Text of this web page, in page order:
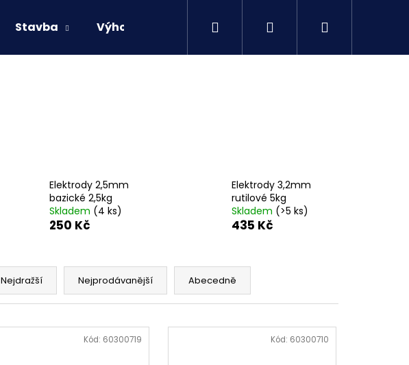
Stavba Výhodné sety Kontakty Přihlášení
Elektrody 2,5mm
bazické 2,5kg
Skladem (4 ks)
250 Kč
Elektrody 3,2mm
rutilové 5kg
Skladem (>5 ks)
435 Kč
Nejdražší Nejprodávanější Abecedně
Kód: 60300719 Kód: 60300710
0,10 Kč